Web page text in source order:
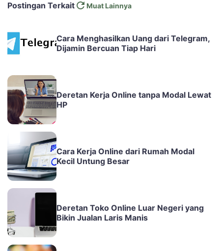
Postingan Terkait Muat Lainnya
Cara Menghasilkan Uang dari Telegram,
Dijamin Bercuan Tiap Hari
Deretan Kerja Online tanpa Modal Lewat
HP
Cara Kerja Online dari Rumah Modal
Kecil Untung Besar
Deretan Toko Online Luar Negeri yang
Bikin Jualan Laris Manis